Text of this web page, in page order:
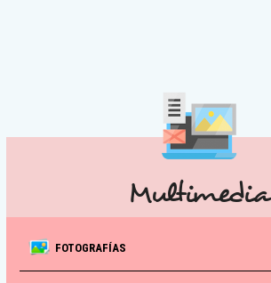
Multimedia
FOTOGRAFÍAS